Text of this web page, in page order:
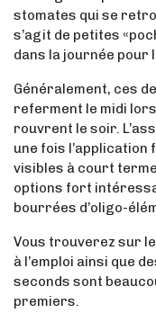
stomates qui se
s’agit de petites
dans la journée pour
Généralement, ces
referment le midi
rouvrent le soir.
une fois
visibles à court
options fort
bourrées d’oligo-
Vous trouverez sur
à l’emploi ainsi que
seconds sont
premiers.